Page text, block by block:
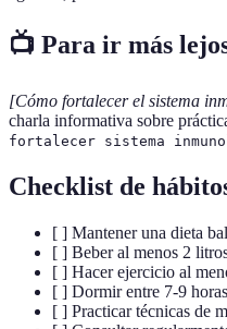
📺 Para ir más
[Cómo fortalecer el sistema
charla informativa sobre
fortalecer sistema
Checklist de
[ ] Mantener una dieta
[ ] Beber al menos 2
[ ] Hacer ejercicio al
[ ] Dormir entre 7-9
[ ] Practicar técnicas de